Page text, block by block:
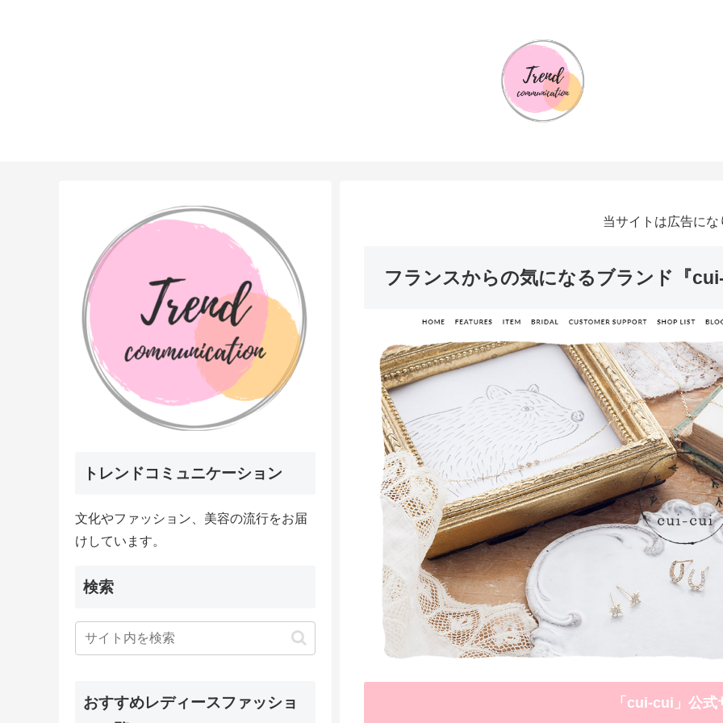
当サイトは広告にな
フランスからの気になるブランド『
「cui-cui」公式
トレンドコミュニケーション
文化やファッション、美容の流行をお届
けしています。
検索
おすすめレディースファッショ